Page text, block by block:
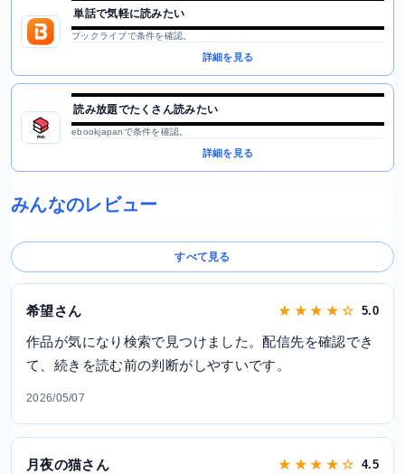
単話で気軽に読みたい
ブックライブで条件を確認。
詳細を見る
読み放題でたくさん読みたい
ebookjapanで条件を確認。
詳細を見る
みんなのレビュー
すべて見る
希望さん ★ ★ ★ ★ ☆ 5.0
作品が気になり検索で見つけました。配信先を確認でき
て、続きを読む前の判断がしやすいです。
2026/05/07
月夜の猫さん ★ ★ ★ ★ ☆ 4.5